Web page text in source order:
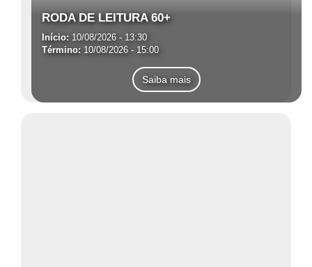
RODA DE LEITURA 60+
Início: 10/08/2026 - 13:30
Término: 10/08/2026 - 15:00
Saiba mais